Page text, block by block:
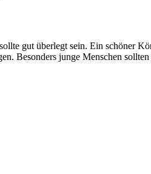
gut überlegt sein. Ein schöner
Besonders junge Menschen